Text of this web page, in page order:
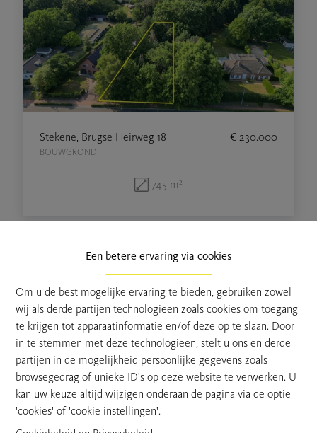
Een betere ervaring via cookies
Om u de best mogelijke ervaring te bieden, gebruiken zowel
wij als derde partijen technologieën zoals cookies om toegang
te krijgen tot apparaatinformatie en/of deze op te slaan. Door
in te stemmen met deze technologieën, stelt u ons en derde
partijen in de mogelijkheid persoonlijke gegevens zoals
browsegedrag of unieke ID's op deze website te verwerken. U
kan uw keuze altijd wijzigen onderaan de pagina via de optie
'cookies' of 'cookie instellingen'.
Stekene, Brugse Heirweg 18
BOUWGROND
€ 230.000
745 m²
Van Hoye Vastgoed is al meer dan 50 jaar de referentie voor
het kopen en verkopen van vastgoed in het Waasland.